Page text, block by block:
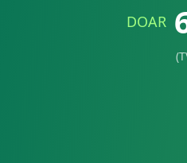
DOAR